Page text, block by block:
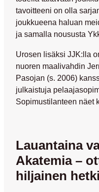
tavoitteeni on olla
joukkueena haluan
ja samalla noususta
Urosen lisäksi JJK:lla
nuoren maalivahdin
Pasojan (s. 2006)
julkaistuja
Sopimustilanteen näet
Lauantaina
Akatemia –
hiljainen hetki